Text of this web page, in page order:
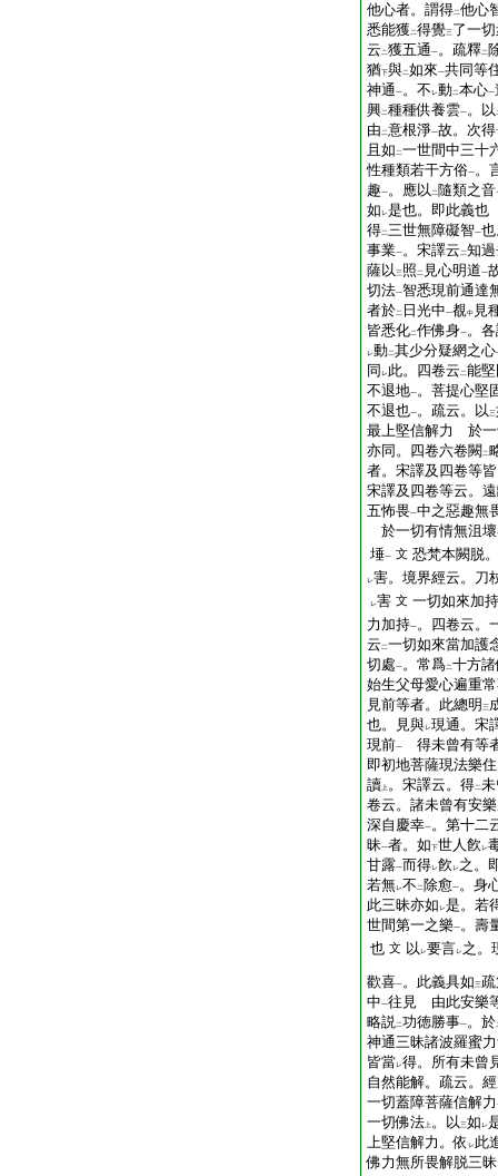
他心者。謂得二他心
悉能獲二得覺三了一
云 二獲五通一。疏釋二
猶下與二如來一共同等
神通一。不 レ動二本心一
興二種種供養雲一。以
由 二意根淨一故。次得
且如 二一世間中三十
性種類若干方俗一。
趣一。應以 二 隨類之音
如 レ是也。即此義
得二三世無障礙智一
事業一。宋譯云 二知
薩以三照 二 見心明道一
切法一智悉現前通達
者於二 日光中一覩中 見
皆悉化二作佛身一。
レ動二其少分疑網之心
同 レ此。四卷云 二能
不退地一。菩提心堅
不退也一。疏云。以三
最上堅信解力 於一
亦同。四卷六卷闕 二
者。宋譯及四卷等
宋譯及四卷等云。
五怖畏一中之惡趣無
於一切有情無沮
埵一 文 恐梵本闕脱
レ害。境界經云。刀
レ害 文 一切如來加
力加持一。四卷云。
云 二一切如來當加護
切處一。常爲二十方
始生父母愛心遍重
見前等者。此總明 三
也。見與レ現通。宋
現前一
得未曾有等
即初地菩薩現法樂
讀 上 。宋譯云。得二
卷云。諸未曾有安
深自慶幸一。第十二
昧一者。如下世人飮 レ
甘露一而得レ飮 レ之。
若無レ不 二 除愈一。身
此三昧亦如 レ是。若
世間第一之樂一。壽
也 文 以 レ要言レ之。
歡喜一。此義具如三
中一往見 由此安樂
略説二功徳勝事一。於
神通三昧諸波羅蜜
皆當レ得。所有未曾
自然能解。疏云。
一切蓋障菩薩信解力
一切佛法 上 。以三如 レ
上堅信解力。依 レ此
佛力無所畏解脱三